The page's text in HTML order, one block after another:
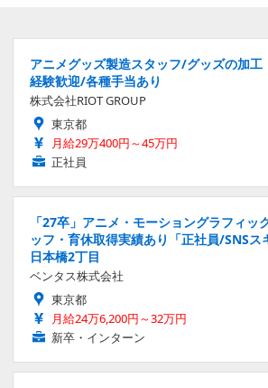
アニメグッズ製造スタッフ/グッズの加
経験歓迎/各種手当あり
株式会社RIOT GROUP
東京都
月給29万400円～45万円
正社員
「27卒」アニメ・モーショングラフィッ
ッフ・育休取得実績あり「正社員/SNSス
日本橋2丁目
ベンタス株式会社
東京都
月給24万6,200円～32万円
新卒・インターン